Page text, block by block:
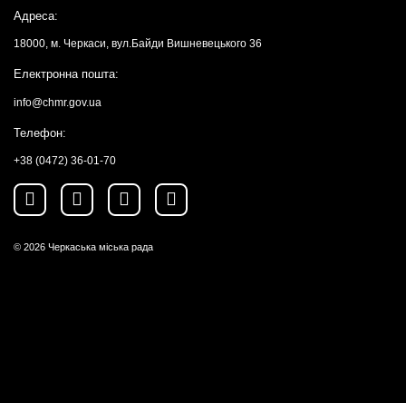
Адреса:
18000, м. Черкаси, вул.Байди Вишневецького 36
Електронна пошта:
info@chmr.gov.ua
Телефон:
+38 (0472) 36-01-70
© 2026 Черкаська міська рада